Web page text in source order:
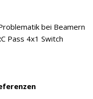
bei Beamern
Pass 4x1 Switch